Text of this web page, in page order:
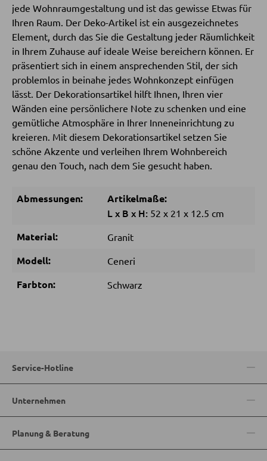
Relaxsessel
Ohrensessel
Fernsehsessel
HOCKER
Sitzhocker
Barhocker
Poufs
SCHLAFEN
Boxspringbetten
Doppelbetten
Matratzen
Matratzenzubehör
jede Wohnraumgestaltung und ist das gewisse Etwas für
Ihren Raum. Der Deko-Artikel ist ein ausgezeichnetes
Element, durch das Sie die Gestaltung jeder Räumlichkeit
in Ihrem Zuhause auf ideale Weise bereichern können. Er
präsentiert sich in einem ansprechenden Stil, der sich
problemlos in beinahe jedes Wohnkonzept einfügen
lässt. Der Dekorationsartikel hilft Ihnen, Ihren vier
Wänden eine persönlichere Note zu schenken und eine
gemütliche Atmosphäre in Ihrer Inneneinrichtung zu
kreieren. Mit diesem Dekorationsartikel setzen Sie
schöne Akzente und verleihen Ihrem Wohnbereich
genau den Touch, nach dem Sie gesucht haben.
Abmessungen: Artikelmaße:
Lx B x H: 52 x 21 x 12.5 cm
Material: Granit
Modell: Ceneri
Farbton: Schwarz
Service-Hotline
Unternehmen
Planung & Beratung